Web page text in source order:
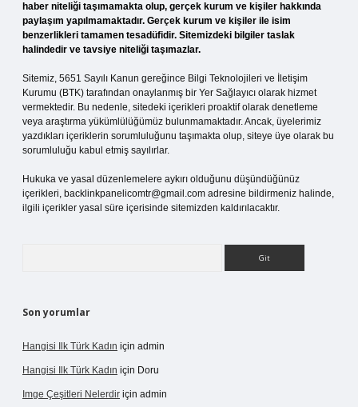
haber niteliği taşımamakta olup, gerçek kurum ve kişiler hakkında
paylaşım yapılmamaktadır. Gerçek kurum ve kişiler ile isim
benzerlikleri tamamen tesadüfidir. Sitemizdeki bilgiler taslak
halindedir ve tavsiye niteliği taşımazlar.
Sitemiz, 5651 Sayılı Kanun gereğince Bilgi Teknolojileri ve İletişim
Kurumu (BTK) tarafından onaylanmış bir Yer Sağlayıcı olarak hizmet
vermektedir. Bu nedenle, sitedeki içerikleri proaktif olarak denetleme
veya araştırma yükümlülüğümüz bulunmamaktadır. Ancak, üyelerimiz
yazdıkları içeriklerin sorumluluğunu taşımakta olup, siteye üye olarak bu
sorumluluğu kabul etmiş sayılırlar.
Hukuka ve yasal düzenlemelere aykırı olduğunu düşündüğünüz
içerikleri, backlinkpanelicomtr@gmail.com adresine bildirmeniz halinde,
ilgili içerikler yasal süre içerisinde sitemizden kaldırılacaktır.
Son yorumlar
Hangisi Ilk Türk Kadın için admin
Hangisi Ilk Türk Kadın için Doru
Imge Çeşitleri Nelerdir için admin